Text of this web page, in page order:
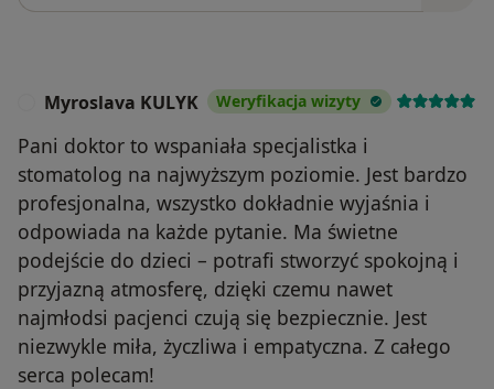
Myroslava KULYK Weryfikacja wizyty
Pani doktor to wspaniała specjalistka i
stomatolog na najwyższym poziomie. Jest bardzo
profesjonalna, wszystko dokładnie wyjaśnia i
odpowiada na każde pytanie. Ma świetne
podejście do dzieci – potrafi stworzyć spokojną i
przyjazną atmosferę, dzięki czemu nawet
najmłodsi pacjenci czują się bezpiecznie. Jest
niezwykle miła, życzliwa i empatyczna. Z całego
serca polecam!